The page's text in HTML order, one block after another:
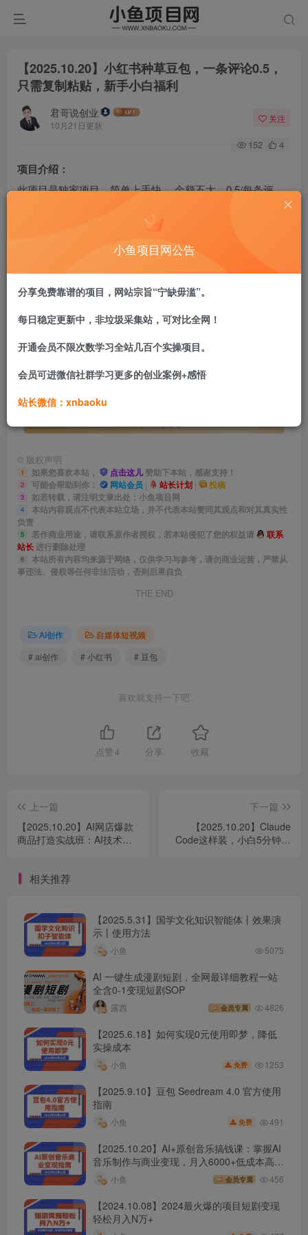
【2025.10.20】小红书种草豆包，一条评论0.5，
只需复制粘贴，新手小白福利
君哥说创业
10月21日更新
关注
152 4
项目介绍：
此项目是独家项目，简单上手快 ，金额不大，0.5/每条评
钱。该项目不是一直在，建议小白做。
此内容为付费资源，请付费后查看
会员专属资源
网站会员免费 站长计划
付费资源
© 版权声明
1 如果您喜欢本站， 点击这儿赞助下本站，感谢支持！
2 可能会帮助到你： 网站会员 | 站长计划 | 投稿
3 如若转载，请注明文章出处：小鱼项目网
4
本站内容观点不代表本站立场，并不代表本站赞同其观点和对其真实性
负责
5 若作商业用途，请联系原作者授权，若本站侵犯了您的权益请
联系
站长进行删除处理
6
本站所有内容均来源于网络，仅供学习与参考，请勿商业运营，严禁从
事违法、侵权等任何非法活动，否则后果自负
THE END
AI创作
自媒体短视频
# ai创作
# 小红书 # 豆包
喜欢就支持一下吧
点赞 4 分享 收藏
上一篇
【2025.10.20】AI网店爆款
商品打造实战班：AI技术实
下一篇
【2025.10.20】Claude
Code这样装，小白5分钟就
相关推荐
【2025.5.31】国学文化知识智能体丨效果演
示丨使用方法
小鱼 5075
AI 一键生成漫剧短剧，全网最详细教程一站
全含0-1变现短剧SOP
露西 会员专属 4826
【2025.6.18】如何实现0元使用即梦，降低
实操成本
小鱼 免费 1253
【2025.9.10】豆包 Seedream 4.0 官方使用
指南
小鱼 免费 491
【2025.10.20】AI+原创音乐搞钱课：掌握AI
音乐制作与商业变现，月入6000+低成本高收
益
小鱼 会员专属 456
【2024.10.08】2024最火爆的项目短剧变现
轻松月入N万+
小鱼项目网公告
分享免费靠谱的项目，网站宗旨“宁缺毋滥”。
每日稳定更新中，非垃圾采集站，可对比全网！
开通会员不限次数学习全站几百个实操项目。
会员可进微信社群学习更多的创业案例+感悟
站长微信：xnbaoku